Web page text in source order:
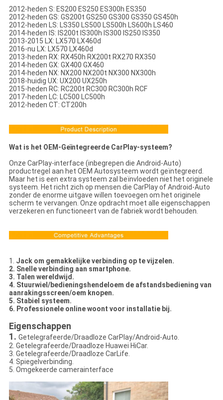
2012-heden S: ES200 ES250 ES300h ES350
2012-heden GS: GS200t GS250 GS300 GS350 GS450h
2012-heden LS: LS350 LS500 LS500h LS600h LS460
2014-heden IS: IS200t IS300h IS300 IS250 IS350
2013-2015 LX: LX570 LX460d
2016-nu LX: LX570 LX460d
2013-heden RX: RX450h RX200t RX270 RX350
2014-heden GX: GX400 GX460
2014-heden NX: NX200 NX200t NX300 NX300h
2018-huidig UX: UX200 UX250h
2015-heden RC: RC200t RC300 RC300h RCF
2017-heden LC: LC500 LC500h
2012-heden CT: CT200h
Wat is het OEM-Geïntegreerde CarPlay-systeem?
Onze CarPlay-interface (inbegrepen die Android-Auto)
productregel aan het OEM Autosysteem wordt geïntegreerd.
Maar het is een extra systeem zal beïnvloeden niet het originele
systeem. Het richt zich op mensen die CarPlay of Android-Auto
zonder de enorme uitgave willen toevoegen om het originele
scherm te vervangen. Onze opdracht moet alle eigenschappen
verzekeren en functioneert van de fabriek wordt behouden.
1. Jack om gemakkelijke verbinding op te vijzelen.
2. Snelle verbinding aan smartphone.
3. Talen wereldwijd.
4. Stuurwiel/bedieningshendeloem de afstandsbediening van
aanrakingsscreen/oem knopen.
5. Stabiel systeem.
6. Professionele online woont voor installatie bij.
Eigenschappen
1. Getelegrafeerde/Draadloze CarPlay/Android-Auto.
2. Getelegrafeerde/Draadloze Huawei HiCar.
3. Getelegrafeerde/Draadloze CarLife.
4. Spiegelverbinding.
5. Omgekeerde camerainterface